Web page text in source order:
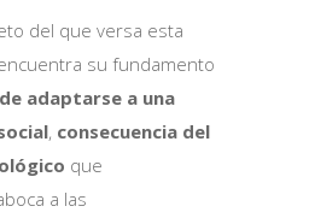
del que versa esta
su fundamento
adaptarse a una
, consecuencia del
que
a las